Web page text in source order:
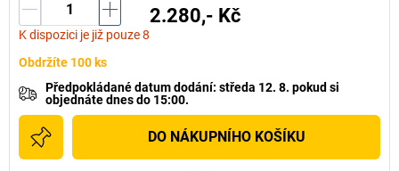
K dispozici je již pouze 8
2.280,- Kč
Obdržíte 100 ks
Předpokládané datum dodání: středa 12. 8. pokud si
objednáte dnes do 15:00.
DO NÁKUPNÍHO KOŠÍKU